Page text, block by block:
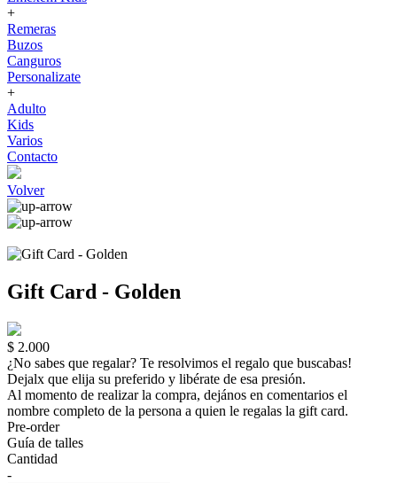
+
Remeras
Buzos
Canguros
Personalizate
+
Adulto
Kids
Varios
Contacto
Volver
Gift Card - Golden
$ 2.000
¿No sabes que regalar? Te resolvimos el regalo que buscabas!
Dejalx que elija su preferido y libérate de esa presión.
Al momento de realizar la compra, dejános en comentarios el
nombre completo de la persona a quien le regalas la gift card.
Pre-order
Guía de talles
Cantidad
-